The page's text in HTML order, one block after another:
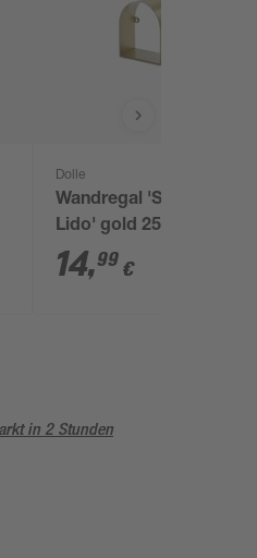
Dolle
Wandregal 'Shelf+
Lido' gold 250 x 200 x
120 mm
14,99 €
in 2 Stunden